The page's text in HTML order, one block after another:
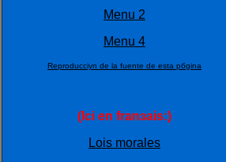
Menu 2
Menu 4
Reproducciуn de la fuente de esta pбgina
(Ici en franзais:)
Lois morales